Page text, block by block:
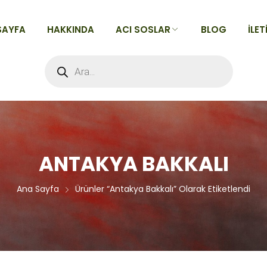
HAKKINDA ACI SOSLAR
Acılarına Göre
Tatlarına Göre
BLOG
search
ANTAKYA BAKKALI
Ana Sayfa Ürünler “antakya Bakkalı” Olarak Etiketlendi